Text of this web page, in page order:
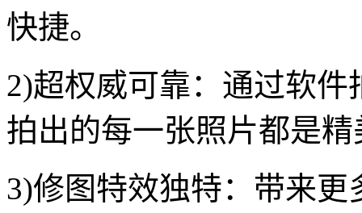
快捷。
2)超权威可靠：通过软
拍出的每一张照片都是
3)修图特效独特：带来